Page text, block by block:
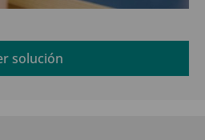
solución